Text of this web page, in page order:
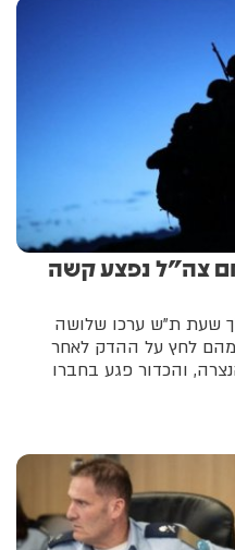
צה"ל נפצע קשה
שעת ת"ש ערכו שלושה
מהם לחץ על ההדק לאחר
והכדור פגע בחברו